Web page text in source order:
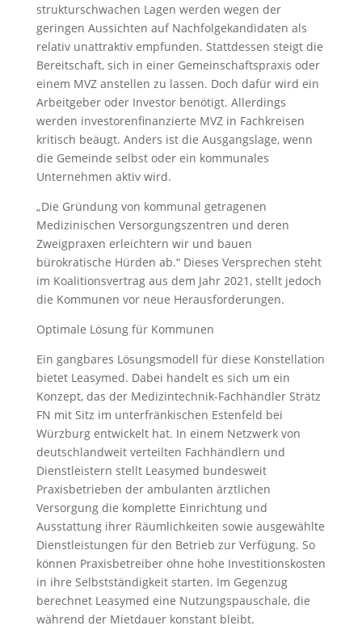
strukturschwachen Lagen werden wegen der
geringen Aussichten auf Nachfolgekandidaten als
relativ unattraktiv empfunden. Stattdessen steigt die
Bereitschaft, sich in einer Gemeinschaftspraxis oder
einem MVZ anstellen zu lassen. Doch dafür wird ein
Arbeitgeber oder Investor benötigt. Allerdings
werden investorenfinanzierte MVZ in Fachkreisen
kritisch beäugt. Anders ist die Ausgangslage, wenn
die Gemeinde selbst oder ein kommunales
Unternehmen aktiv wird.
„Die Gründung von kommunal getragenen
Medizinischen Versorgungszentren und deren
Zweigpraxen erleichtern wir und bauen
bürokratische Hürden ab.“ Dieses Versprechen steht
im Koalitionsvertrag aus dem Jahr 2021, stellt jedoch
die Kommunen vor neue Herausforderungen.
Optimale Lösung für Kommunen
Ein gangbares Lösungsmodell für diese Konstellation
bietet Leasymed. Dabei handelt es sich um ein
Konzept, das der Medizintechnik-Fachhändler Strätz
FN mit Sitz im unterfränkischen Estenfeld bei
Würzburg entwickelt hat. In einem Netzwerk von
deutschlandweit verteilten Fachhändlern und
Dienstleistern stellt Leasymed bundesweit
Praxisbetrieben der ambulanten ärztlichen
Versorgung die komplette Einrichtung und
Ausstattung ihrer Räumlichkeiten sowie ausgewählte
Dienstleistungen für den Betrieb zur Verfügung. So
können Praxisbetreiber ohne hohe Investitionskosten
in ihre Selbstständigkeit starten. Im Gegenzug
berechnet Leasymed eine Nutzungspauschale, die
während der Mietdauer konstant bleibt.